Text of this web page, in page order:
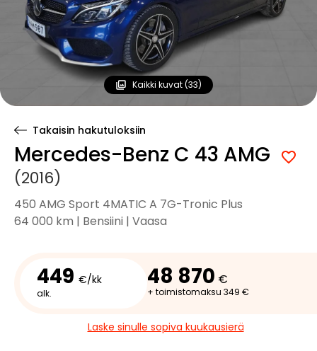
Kaikki kuvat (33)
Takaisin hakutuloksiin
Mercedes-Benz C 43 AMG
(2016)
450 AMG Sport 4MATIC A 7G-Tronic Plus
64 000 km | Bensiini | Vaasa
449 €/kk
alk.
48 870 €
+ toimistomaksu 349 €
Laske sinulle sopiva kuukausierä